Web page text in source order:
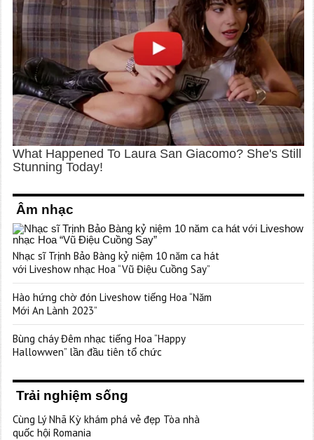
Âm nhạc
Nhạc sĩ Trịnh Bảo Bàng kỷ niệm 10 năm ca hát
với Liveshow nhạc Hoa “Vũ Điệu Cuồng Say”
Hào hứng chờ đón Liveshow tiếng Hoa “Năm
Mới An Lành 2023”
Bùng cháy Đêm nhạc tiếng Hoa “Happy
Hallowwen” lần đầu tiên tổ chức
Trải nghiệm sống
Cùng Lý Nhã Kỳ khám phá vẻ đẹp Tòa nhà
quốc hội Romania